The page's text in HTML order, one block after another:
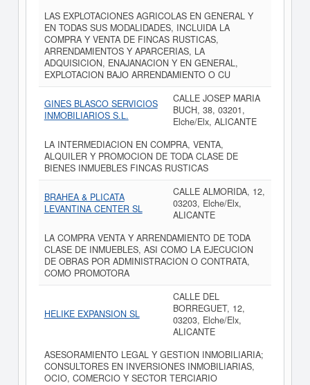
LAS EXPLOTACIONES AGRICOLAS EN GENERAL Y
EN TODAS SUS MODALIDADES, INCLUIDA LA
COMPRA Y VENTA DE FINCAS RUSTICAS,
ARRENDAMIENTOS Y APARCERIAS, LA
ADQUISICION, ENAJANACION Y EN GENERAL,
EXPLOTACION BAJO ARRENDAMIENTO O CU
GINES BLASCO SERVICIOS
INMOBILIARIOS S.L.
CALLE JOSEP MARIA
BUCH, 38, 03201,
Elche/Elx, ALICANTE
LA INTERMEDIACION EN COMPRA, VENTA,
ALQUILER Y PROMOCION DE TODA CLASE DE
BIENES INMUEBLES FINCAS RUSTICAS
BRAHEA & PLICATA
LEVANTINA CENTER SL
CALLE ALMORIDA, 12,
03203, Elche/Elx,
ALICANTE
LA COMPRA VENTA Y ARRENDAMIENTO DE TODA
CLASE DE INMUEBLES, ASI COMO LA EJECUCION
DE OBRAS POR ADMINISTRACION O CONTRATA,
COMO PROMOTORA
HELIKE EXPANSION SL
CALLE DEL
BORREGUET, 12,
03203, Elche/Elx,
ALICANTE
ASESORAMIENTO LEGAL Y GESTION INMOBILIARIA;
CONSULTORES EN INVERSIONES INMOBILIARIAS,
OCIO, COMERCIO Y SECTOR TERCIARIO